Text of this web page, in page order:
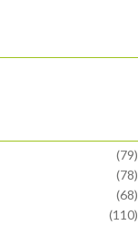
(79)
(78)
(68)
(110)